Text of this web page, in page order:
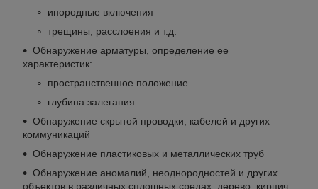
инородные включения
трещины, расслоения и т.д.
Обнаружение арматуры, определение ее
характеристик:
пространственное положение
глубина залегания
Обнаружение скрытой проводки, кабелей и других
коммуникаций
Обнаружение пластиковых и металлических труб
Обнаружение аномалий, неоднородностей и других
объектов в различных сплошных средах: дерево, кирпич,